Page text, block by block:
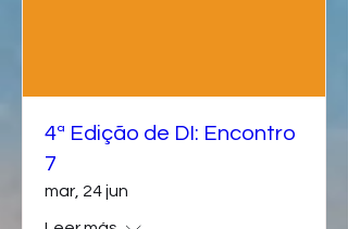
4ª Edição de DI: Encontro
7
mar, 24 jun